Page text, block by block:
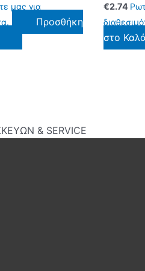
μας για
Προσθήκη
€2.74
στο
& SERVICE